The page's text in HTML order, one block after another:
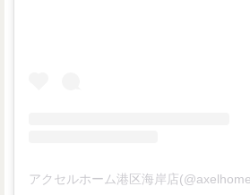
アクセルホーム港区海岸店